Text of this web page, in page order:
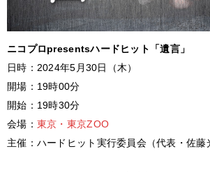
ニコプロpresentsハードヒット「遺言」
日時：2024年5月30日（木）
開場：19時00分
開始：19時30分
会場： 東京・東京ZOO
主催：ハードヒット実行委員会（代表・佐藤